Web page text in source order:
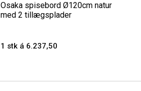
Osaka spisebord Ø120cm natur
med 2 tillægsplader
1 stk á 6.237,50